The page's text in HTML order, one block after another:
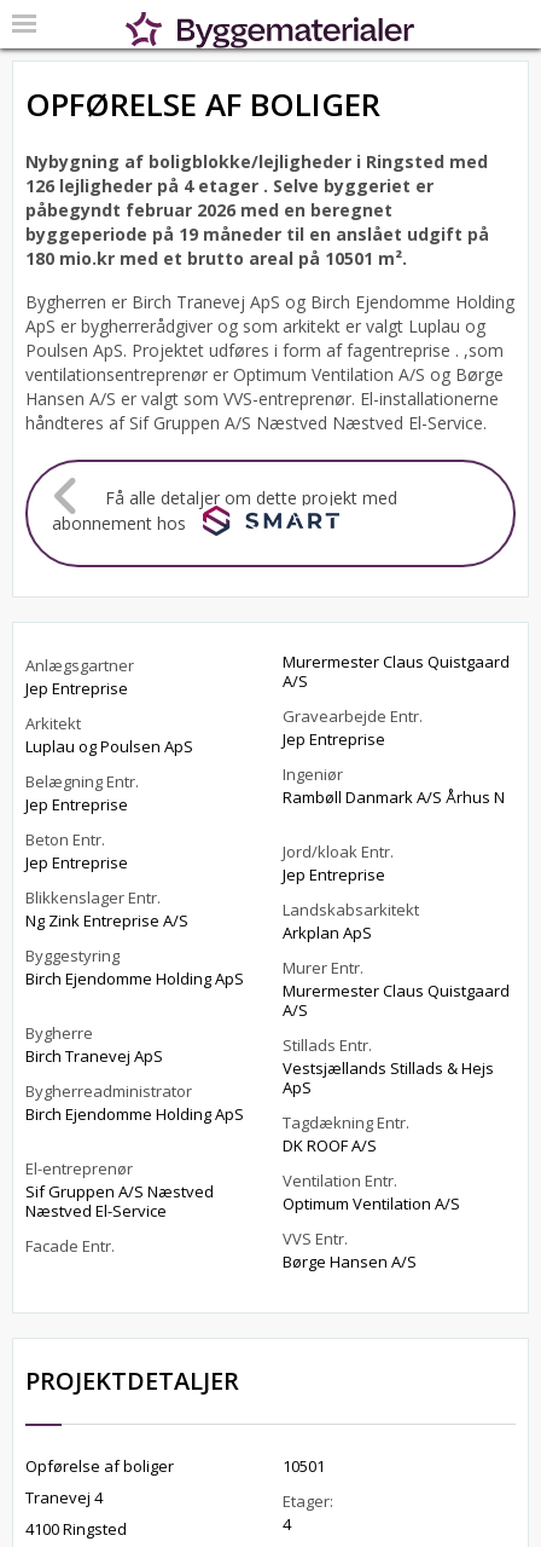
OPFØRELSE AF BOLIGER
Nybygning af boligblokke/lejligheder i Ringsted med
126 lejligheder på 4 etager . Selve byggeriet er
påbegyndt februar 2026 med en beregnet
byggeperiode på 19 måneder til en anslået udgift på
180 mio.kr med et brutto areal på 10501 m².
Bygherren er Birch Tranevej ApS og Birch Ejendomme Holding
ApS er bygherrerådgiver og som arkitekt er valgt Luplau og
Poulsen ApS. Projektet udføres i form af fagentreprise . ,som
ventilationsentreprenør er Optimum Ventilation A/S og Børge
Hansen A/S er valgt som VVS-entreprenør. El-installationerne
håndteres af Sif Gruppen A/S Næstved Næstved El-Service.
Få alle detaljer om dette projekt med
abonnement hos
Anlægsgartner
Jep Entreprise
Arkitekt
Luplau og Poulsen ApS
Belægning Entr.
Jep Entreprise
Beton Entr.
Jep Entreprise
Blikkenslager Entr.
Ng Zink Entreprise A/S
Byggestyring
Birch Ejendomme Holding ApS
Bygherre
Birch Tranevej ApS
Bygherreadministrator
Birch Ejendomme Holding ApS
El-entreprenør
Sif Gruppen A/S Næstved
Næstved El-Service
Facade Entr.
Murermester Claus Quistgaard
A/S
Gravearbejde Entr.
Jep Entreprise
Ingeniør
Rambøll Danmark A/S Århus N
Jord/kloak Entr.
Jep Entreprise
Landskabsarkitekt
Arkplan ApS
Murer Entr.
Murermester Claus Quistgaard
A/S
Stillads Entr.
Vestsjællands Stillads & Hejs
ApS
Tagdækning Entr.
DK ROOF A/S
Ventilation Entr.
Optimum Ventilation A/S
VVS Entr.
Børge Hansen A/S
PROJEKTDETALJER
Opførelse af boliger
Tranevej 4
4100 Ringsted
10501
Etager:
4